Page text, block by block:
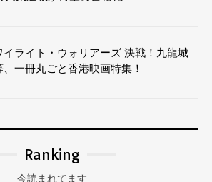
イライト・ウォリアーズ 決戦！九龍城
、一冊丸ごと香港映画特集！
Ranking
今読まれてます